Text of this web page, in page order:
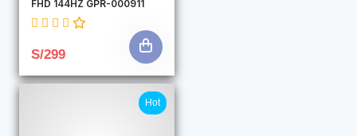
FHD 144HZ GPR-000911
S/299
Hot